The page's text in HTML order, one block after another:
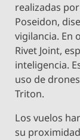
realizadas
Poseidon,
vigilancia. En
Rivet Joint,
inteligencia.
uso de
Triton.
Los vuelos
su